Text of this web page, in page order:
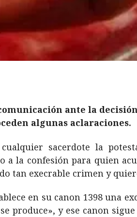
ante la
algunas aclaraciones.
sacerdote la
la confesión para quien
tan execrable crimen y
en su canon 1398 una
produce», y ese canon